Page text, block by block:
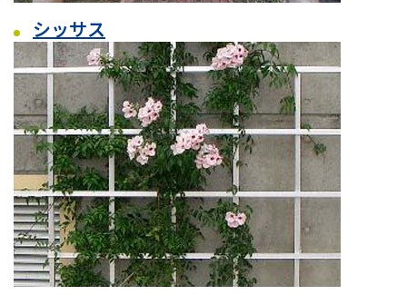
シッサス